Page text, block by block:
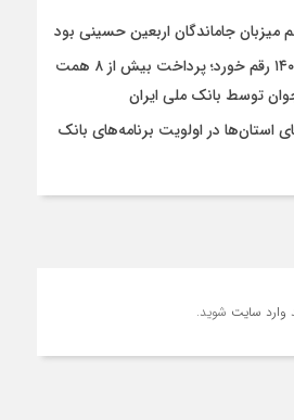
جاماندگان اربعین حسینی بود
در چهار ماه نخست ۱۴۰۵ رقم خورد؛ پرداخت بیش از ۸ همت
توسط بانک ملی ایران
استان‌ها در اولویت برنامه‌های بانک
وارد سایت شوید.